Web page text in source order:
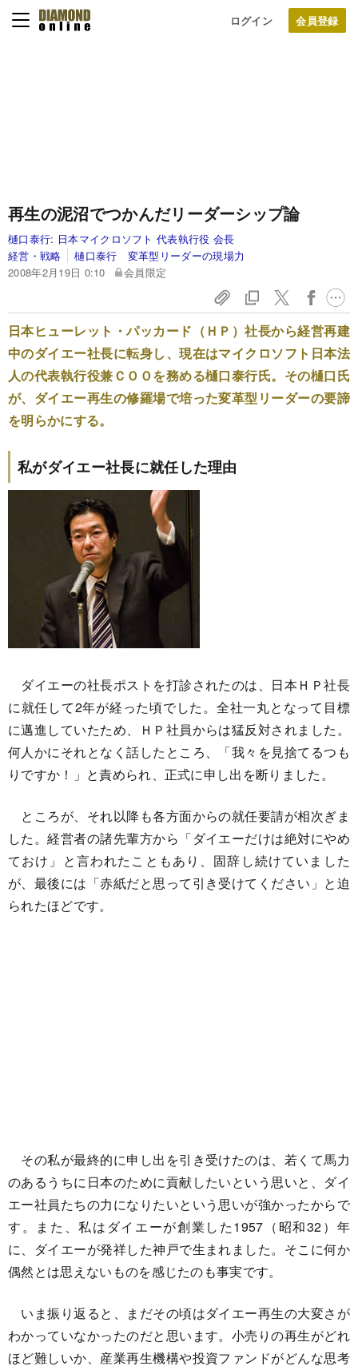
ログイン
再生の泥沼でつかんだリーダーシップ論
樋口泰行: 日本マイクロソフト 代表執行役 会長
経営・戦略
樋口泰行 変革型リーダーの現場力
2008年2月19日 0:10
会員限定
日本ヒューレット・パッカード（ＨＰ）社長から経営再建
中のダイエー社長に転身し、現在はマイクロソフト日本法
人の代表執行役兼ＣＯＯを務める樋口泰行氏。その樋口氏
が、ダイエー再生の修羅場で培った変革型リーダーの要諦
を明らかにする。
私がダイエー社長に就任した理由
ダイエーの社長ポストを打診されたのは、日本ＨＰ社長
に就任して2年が経った頃でした。全社一丸となって目標
に邁進していたため、ＨＰ社員からは猛反対されました。
何人かにそれとなく話したところ、「我々を見捨てるつも
りですか！」と責められ、正式に申し出を断りました。
ところが、それ以降も各方面からの就任要請が相次ぎま
した。経営者の諸先輩方から「ダイエーだけは絶対にやめ
ておけ」と言われたこともあり、固辞し続けていました
が、最後には「赤紙だと思って引き受けてください」と迫
られたほどです。
その私が最終的に申し出を引き受けたのは、若くて馬力
のあるうちに日本のために貢献したいという思いと、ダイ
エー社員たちの力になりたいという思いが強かったからで
す。また、私はダイエーが創業した1957（昭和32）年
に、ダイエーが発祥した神戸で生まれました。そこに何か
偶然とは思えないものを感じたのも事実です。
いま振り返ると、まだその頃はダイエー再生の大変さが
わかっていなかったのだと思います。小売りの再生がどれ
ほど難しいか、産業再生機構や投資ファンドがどんな思考